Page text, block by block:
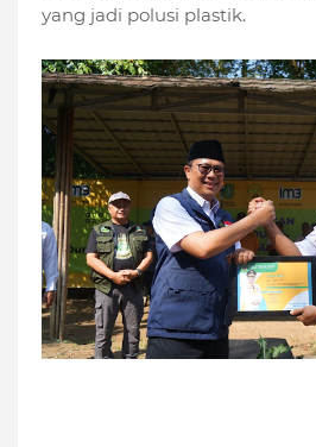
yang jadi polusi plastik.